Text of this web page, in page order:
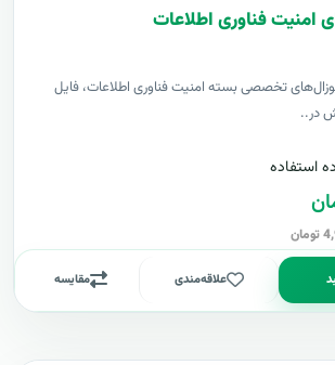
امنیت فناوری اطلاعات
تخصصی بسته امنیت فناوری اطلاعات، فایل
در..
استفاده
علاقه‌مندی مقایسه